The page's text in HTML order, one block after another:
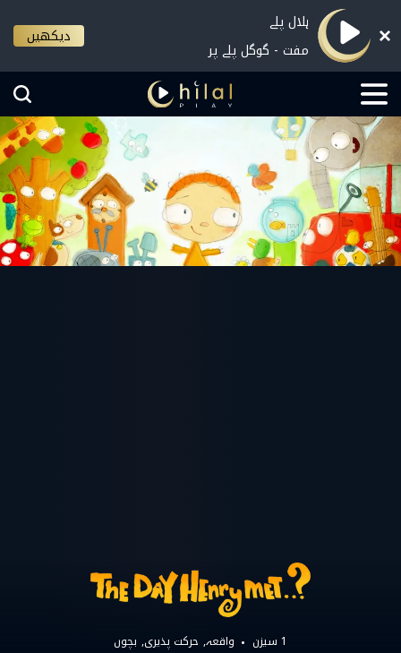
ہلال پلے
مفت - گوگل پلے پر
دیکھیں
1 سیزن واقعہ حرکت پذیری بچوں